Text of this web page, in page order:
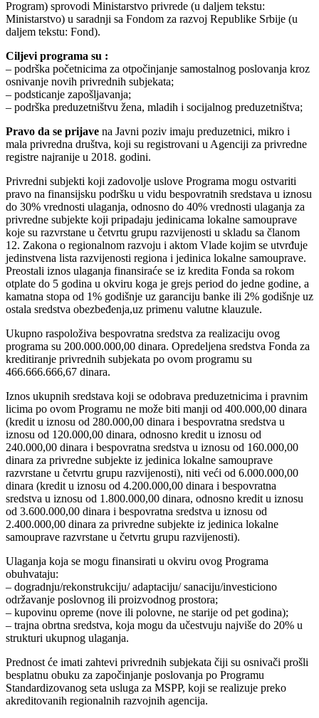
Program) sprovodi Ministarstvo privrede (u daljem tekstu:
Ministarstvo) u saradnji sa Fondom za razvoj Republike Srbije (u
daljem tekstu: Fond).
Ciljevi programa su :
– podrška početnicima za otpočinjanje samostalnog poslovanja kroz
osnivanje novih privrednih subjekata;
– podsticanje zapošljavanja;
– podrška preduzetništvu žena, mladih i socijalnog preduzetništva;
Pravo da se prijave na Javni poziv imaju preduzetnici, mikro i
mala privredna društva, koji su registrovani u Agenciji za privredne
registre najranije u 2018. godini.
Privredni subjekti koji zadovolje uslove Programa mogu ostvariti
pravo na finansijsku podršku u vidu bespovratnih sredstava u iznosu
do 30% vrednosti ulaganja, odnosno do 40% vrednosti ulaganja za
privredne subjekte koji pripadaju jedinicama lokalne samouprave
koje su razvrstane u četvrtu grupu razvijenosti u skladu sa članom
12. Zakona o regionalnom razvoju i aktom Vlade kojim se utvrđuje
jedinstvena lista razvijenosti regiona i jedinica lokalne samouprave.
Preostali iznos ulaganja finansiraće se iz kredita Fonda sa rokom
otplate do 5 godina u okviru koga je grejs period do jedne godine, a
kamatna stopa od 1% godišnje uz garanciju banke ili 2% godišnje uz
ostala sredstva obezbeđenja,uz primenu valutne klauzule.
Ukupno raspoloživa bespovratna sredstva za realizaciju ovog
programa su 200.000.000,00 dinara. Opredeljena sredstva Fonda za
kreditiranje privrednih subjekata po ovom programu su
466.666.666,67 dinara.
Iznos ukupnih sredstava koji se odobrava preduzetnicima i pravnim
licima po ovom Programu ne može biti manji od 400.000,00 dinara
(kredit u iznosu od 280.000,00 dinara i bespovratna sredstva u
iznosu od 120.000,00 dinara, odnosno kredit u iznosu od
240.000,00 dinara i bespovratna sredstva u iznosu od 160.000,00
dinara za privredne subjekte iz jedinica lokalne samouprave
razvrstane u četvrtu grupu razvijenosti), niti veći od 6.000.000,00
dinara (kredit u iznosu od 4.200.000,00 dinara i bespovratna
sredstva u iznosu od 1.800.000,00 dinara, odnosno kredit u iznosu
od 3.600.000,00 dinara i bespovratna sredstva u iznosu od
2.400.000,00 dinara za privredne subjekte iz jedinica lokalne
samouprave razvrstane u četvrtu grupu razvijenosti).
Ulaganja koja se mogu finansirati u okviru ovog Programa
obuhvataju:
– dogradnju/rekonstrukciju/ adaptaciju/ sanaciju/investiciono
održavanje poslovnog ili proizvodnog prostora;
– kupovinu opreme (nove ili polovne, ne starije od pet godina);
– trajna obrtna sredstva, koja mogu da učestvuju najviše do 20% u
strukturi ukupnog ulaganja.
Prednost će imati zahtevi privrednih subjekata čiji su osnivači prošli
besplatnu obuku za započinjanje poslovanja po Programu
Standardizovanog seta usluga za MSPP, koji se realizuje preko
akreditovanih regionalnih razvojnih agencija.